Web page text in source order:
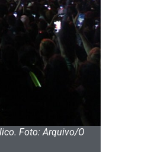
Foto: Arquivo/O